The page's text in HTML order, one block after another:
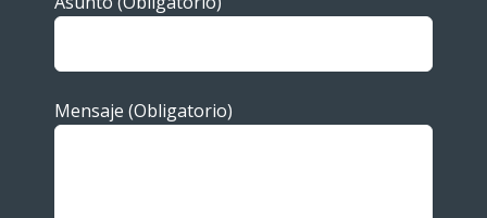
Mensaje (Obligatorio)